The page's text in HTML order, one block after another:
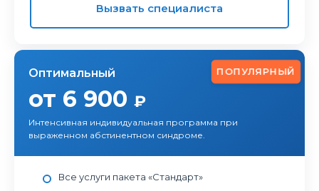
Вызвать специалиста
ПОПУЛЯРНЫЙ
Оптимальный
от 6 900 ₽
Интенсивная индивидуальная программа при
выраженном абстинентном синдроме.
Все услуги пакета «Стандарт»